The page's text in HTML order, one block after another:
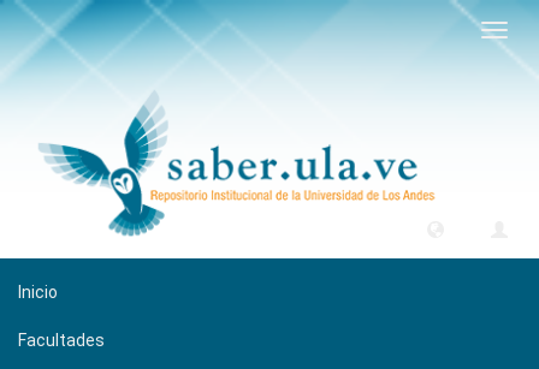
Inicio
Facultades